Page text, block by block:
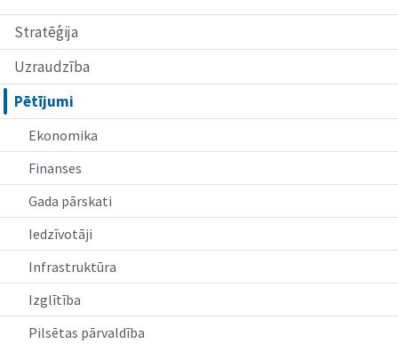
Stratēģija
Uzraudzība
Pētījumi
Ekonomika
Finanses
Gada pārskati
Iedzīvotāji
Infrastruktūra
Izglītība
Pilsētas pārvaldība